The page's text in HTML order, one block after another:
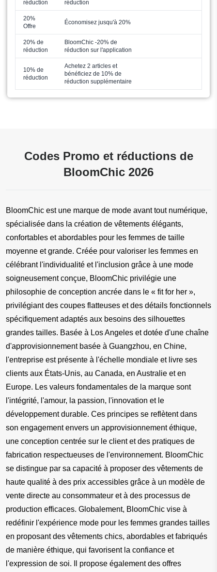
réduction réduction
20%
Offre
Économisez jusqu'à 20%
20% de
réduction
BloomChic -20% de
réduction sur l'application
10% de
réduction
Achetez 2 articles et
bénéficiez de 10% de
réduction supplémentaire
Codes Promo et réductions de
BloomChic 2026
BloomChic est une marque de mode avant tout numérique,
spécialisée dans la création de vêtements élégants,
confortables et abordables pour les femmes de taille
moyenne et grande. Créée pour valoriser les femmes en
célébrant l'individualité et l'inclusion grâce à une mode
soigneusement conçue, BloomChic privilégie une
philosophie de conception ancrée dans le « fit for her »,
privilégiant des coupes flatteuses et des détails fonctionnels
spécifiquement adaptés aux besoins des silhouettes
grandes tailles. Basée à Los Angeles et dotée d'une chaîne
d'approvisionnement basée à Guangzhou, en Chine,
l'entreprise est présente à l'échelle mondiale et livre ses
clients aux États-Unis, au Canada, en Australie et en
Europe. Les valeurs fondamentales de la marque sont
l'intégrité, l'amour, la passion, l'innovation et le
développement durable. Ces principes se reflètent dans
son engagement envers un approvisionnement éthique,
une conception centrée sur le client et des pratiques de
fabrication respectueuses de l'environnement. BloomChic
se distingue par sa capacité à proposer des vêtements de
haute qualité à des prix accessibles grâce à un modèle de
vente directe au consommateur et à des processus de
production efficaces. Globalement, BloomChic vise à
redéfinir l'expérience mode pour les femmes grandes tailles
en proposant des vêtements chics, abordables et fabriqués
de manière éthique, qui favorisent la confiance et
l'expression de soi. Il propose également des offres